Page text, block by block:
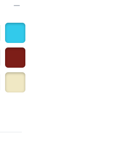
Turquoise
Donkerrood